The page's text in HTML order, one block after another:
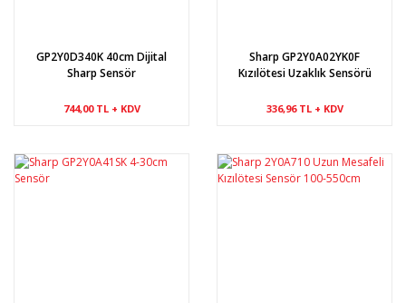
GP2Y0D340K 40cm Dijital
Sharp Sensör
744,00 TL + KDV
Sharp GP2Y0A02YK0F
Kızılötesi Uzaklık Sensörü
336,96 TL + KDV